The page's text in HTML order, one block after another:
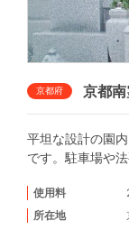
京都府 京都
平坦な設計の園
です。駐車場や
使用料
所在地